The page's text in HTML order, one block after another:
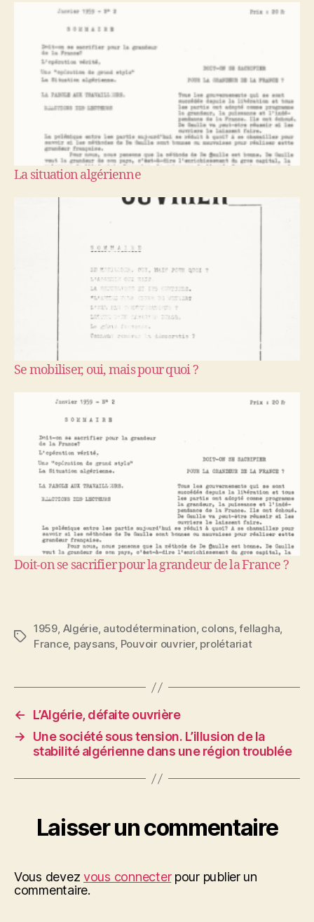
La situation algérienne
Se mobiliser, oui, mais pour quoi ?
Doit-on se sacrifier pour la grandeur de la France ?
Étiquettes
1959, Algérie, autodétermination, colons,fellagha,
France, paysans, Pouvoir ouvrier, prolétariat
←
L’Algérie, défaite ouvrière
→
Une société sous tension. L’illusion de la
stabilité algérienne dans une région troublée
Laisser un commentaire
Vous devezvous connecterpour publier un
commentaire.